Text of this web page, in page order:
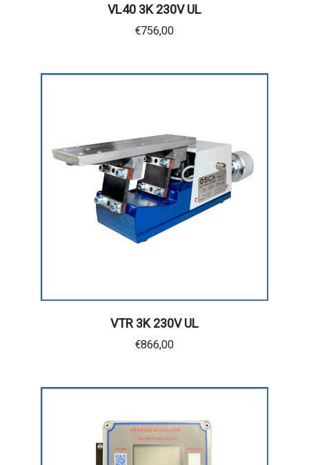
VL40 3K 230V UL
€756,00
VTR 3K 230V UL
€866,00